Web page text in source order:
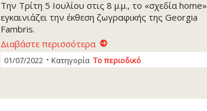
Την Τρίτη 5 Ιουλίου στις 8 μ.μ., το «σχεδία home»
εγκαινιάζει την έκθεση ζωγραφικής της Georgia
Fambris.
Διαβάστε περισσότερα
01/07/2022 Κατηγορία Το περιοδικό